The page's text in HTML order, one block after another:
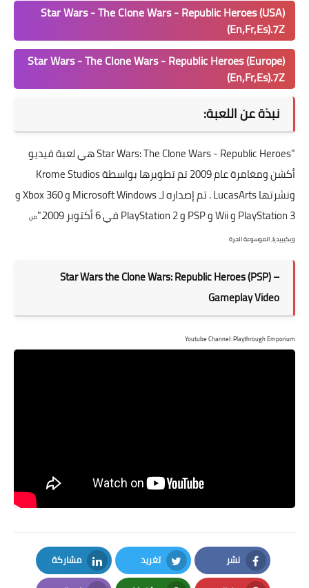
Star Wars - The Clone Wars - Republic Heroes (USA)
(En,Fr,Es).7Z
Star Wars - The Clone Wars - Republic Heroes (Europe)
(En,Fr,Es).7Z
نبذة عن اللعبة:
"Star Wars: The Clone Wars - Republic Heroes هي لعبة فيديو
أكشن ومغامرة عام 2009 تم تطويرها بواسطة Krome Studios
ونشرتها LucasArts . تم إصداره لـ Microsoft Windows و Xbox 360 و
PlayStation 3 و Wii و PSP و PlayStation 2 في 6 أكتوبر 2009."
من
ويكيبيديا، الموسوعة الحرة
Star Wars the Clone Wars: Republic Heroes (PSP) –
Gameplay Video
Youtube Channel: Playthrough Emporium
نشر
Facebook
تغريد
Twitter
مشاركة
LinkedIn